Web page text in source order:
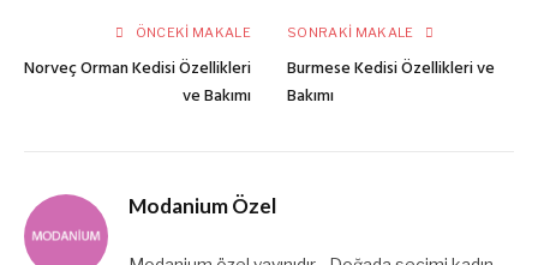
ÖNCEKI MAKALE
Norveç Orman Kedisi Özellikleri
ve Bakımı
SONRAKI MAKALE
Burmese Kedisi Özellikleri ve
Bakımı
Modanium Özel